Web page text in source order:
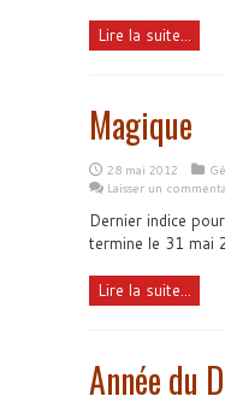
Lire la suite...
Magique
28 mai 2012
Laisser un
Dernier indice
termine le 31 mai
Lire la suite...
Année du